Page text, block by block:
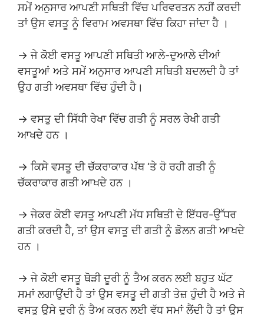
ਸਮੇਂ ਅਨੁਸਾਰ ਆਪਣੀ ਸਥਿਤੀ ਵਿੱਚ ਪਰਿਵਰਤਨ ਨਹੀਂ ਕਰਦੀ
ਤਾਂ ਉਸ ਵਸਤੂ ਨੂੰ ਵਿਰਾਮ ਅਵਸਥਾ ਵਿੱਚ ਕਿਹਾ ਜਾਂਦਾ ਹੈ ।
→ ਜੇ ਕੋਈ ਵਸਤੂ ਆਪਣੀ ਸਥਿਤੀ ਆਲੇ-ਦੁਆਲੇ ਦੀਆਂ
ਵਸਤੂਆਂ ਅਤੇ ਸਮੇਂ ਅਨੁਸਾਰ ਆਪਣੀ ਸਥਿਤੀ ਬਦਲਦੀ ਹੈ ਤਾਂ
ਉਹ ਗਤੀ ਅਵਸਥਾ ਵਿੱਚ ਹੁੰਦੀ ਹੈ।
→ ਵਸਤੁ ਦੀ ਸਿੱਧੀ ਰੇਖਾ ਵਿੱਚ ਗਤੀ ਨੂੰ ਸਰਲ ਰੇਖੀ ਗਤੀ
ਆਖਦੇ ਹਨ ।
→ ਕਿਸੇ ਵਸਤੂ ਦੀ ਚੱਕਰਾਕਾਰ ਪੱਥ ‘ਤੇ ਹੋ ਰਹੀ ਗਤੀ ਨੂੰ
ਚੱਕਰਾਕਾਰ ਗਤੀ ਆਖਦੇ ਹਨ ।
→ ਜੇਕਰ ਕੋਈ ਵਸਤੂ ਆਪਣੀ ਮੱਧ ਸਥਿਤੀ ਦੇ ਇੱਧਰ-ਉੱਧਰ
ਗਤੀ ਕਰਦੀ ਹੈ, ਤਾਂ ਉਸ ਵਸਤੂ ਦੀ ਗਤੀ ਨੂੰ ਡੋਲਨ ਗਤੀ ਆਖਦੇ
ਹਨ ।
→ ਜੇ ਕੋਈ ਵਸਤੂ ਥੋੜੀ ਦੂਰੀ ਨੂੰ ਤੈਅ ਕਰਨ ਲਈ ਬਹੁਤ ਘੱਟ
ਸਮਾਂ ਲਗਾਉਂਦੀ ਹੈ ਤਾਂ ਉਸ ਵਸਤੂ ਦੀ ਗਤੀ ਤੇਜ਼ ਹੁੰਦੀ ਹੈ ਅਤੇ ਜੇ
ਵਸਤੁ ਉਸੇ ਦੁਰੀ ਨੂੰ ਤੈਅ ਕਰਨ ਲਈ ਵੱਧ ਸਮਾਂ ਲੈਂਦੀ ਹੈ ਤਾਂ ਉਸ